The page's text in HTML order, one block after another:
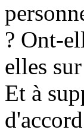
? Ont-
elles
Et à